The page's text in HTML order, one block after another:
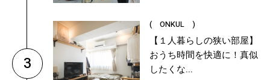
3
( ONKUL )
【１人暮らしの狭い部屋】
おうち時間を快適に！真似
したくな...